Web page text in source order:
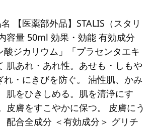
【医薬部外品】STALIS（スタリ
容量 50ml 効果・効能 有効成分
酸ジカリウム」「プラセンタエキ
肌あれ・あれ性。あせも・しもや
れ・にきびを防ぐ。 油性肌、かみ
肌をひきしめる。肌を清浄にす
皮膚をすこやかに保つ。 皮膚にう
配合全成分 ＜有効成分＞ グリチ